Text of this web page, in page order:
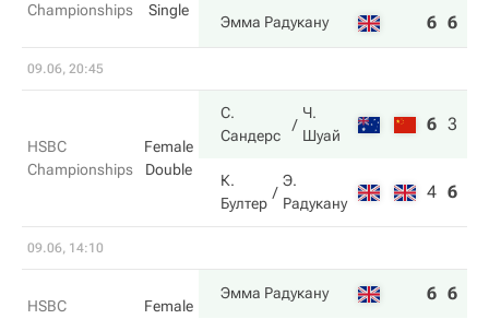
Championships
Single
Эмма Радукану 6 6
09.06, 20:45
HSBC
Championships
Female
Double
С.
Сандерс
Ч.
Шуай
6 3
К.
Бултер
Э.
Радукану
4 6
09.06, 14:10
HSBC
Female
Эмма Радукану 6 6